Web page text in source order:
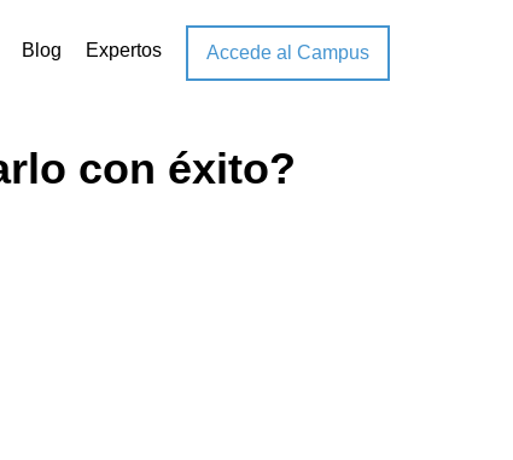
Blog Expertos Accede al Campus
con éxito?